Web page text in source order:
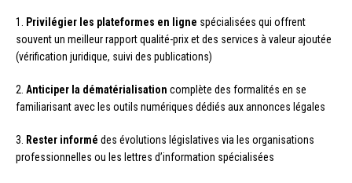
1. Privilégier les plateformes en ligne spécialisées qui offrent
souvent un meilleur rapport qualité-prix et des services à valeur ajoutée
(vérification juridique, suivi des publications)
2. Anticiper la dématérialisation complète des formalités en se
familiarisant avec les outils numériques dédiés aux annonces légales
3. Rester informé des évolutions législatives via les organisations
professionnelles ou les lettres d’information spécialisées